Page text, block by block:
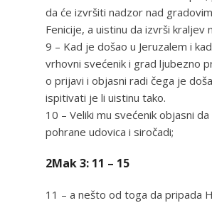
da će izvršiti nadzor nad
Fenicije, a uistinu da izvrši kraljev
9 – Kad je došao u Jeruzalem i
vrhovni svećenik i grad ljubezno
o prijavi i objasni radi čega je
ispitivati je li uistinu tako.
10 – Veliki mu svećenik objasni
pohrane udovica i siročadi;
2Mak 3: 11 – 15
11 – a nešto od toga da pripada